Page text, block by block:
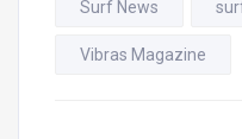
Surf News
Vibras Magazine